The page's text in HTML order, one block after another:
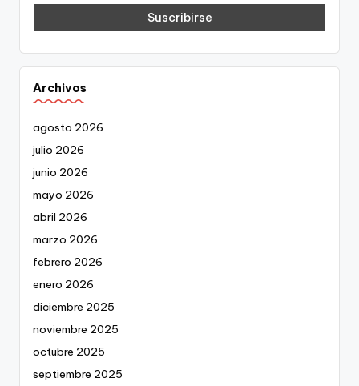
Archivos
agosto 2026
julio 2026
junio 2026
mayo 2026
abril 2026
marzo 2026
febrero 2026
enero 2026
diciembre 2025
noviembre 2025
octubre 2025
septiembre 2025